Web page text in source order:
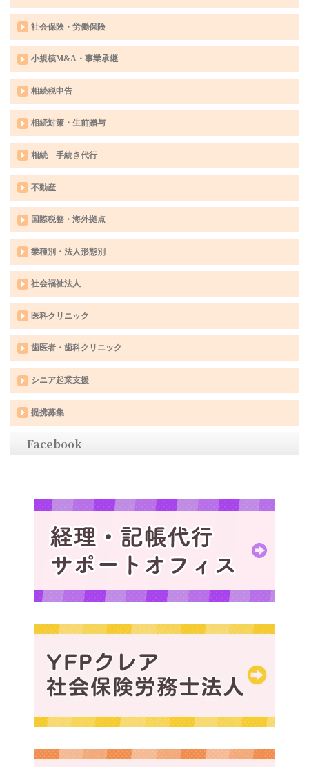
社会保険・労働保険
小規模M&A・事業承継
相続税申告
相続対策・生前贈与
相続 手続き代行
不動産
国際税務・海外拠点
業種別・法人形態別
社会福祉法人
医科クリニック
歯医者・歯科クリニック
シニア起業支援
提携募集
Facebook